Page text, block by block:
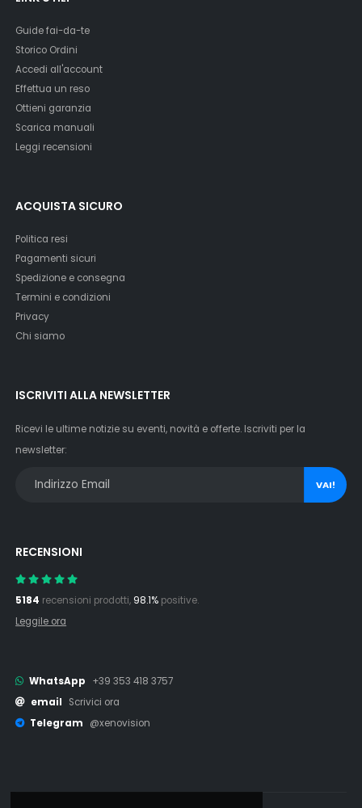
Guide fai-da-te
Storico Ordini
Accedi all'account
Effettua un reso
Ottieni garanzia
Scarica manuali
Leggi recensioni
ACQUISTA SICURO
Politica resi
Pagamenti sicuri
Spedizione e consegna
Termini e condizioni
Privacy
Chi siamo
ISCRIVITI ALLA NEWSLETTER
Ricevi le ultime notizie su eventi, novità e offerte. Iscriviti per la
newsletter:
VAI!
RECENSIONI
5184 recensioni prodotti, 98.1% positive.
Leggile ora
WhatsApp
+39 353 418 3757
email
Scrivici ora
Telegram
@xenovision